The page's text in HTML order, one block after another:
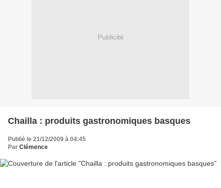
Publicité
Chailla : produits gastronomiques basques
Publié le 21/12/2009 à 04:45
Par Clémence